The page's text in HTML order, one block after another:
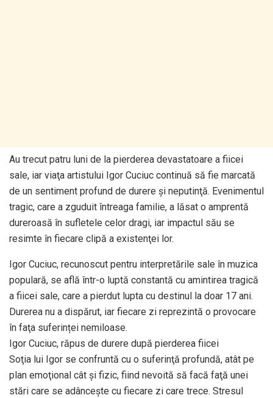
Au trecut patru luni de la pierderea devastatoare a fiicei
sale, iar viaţa artistului Igor Cuciuc continuă să fie marcată
de un sentiment profund de durere și neputinţă. Evenimentul
tragic, care a zguduit întreaga familie, a lăsat o amprentă
dureroasă în sufletele celor dragi, iar impactul său se
resimte în fiecare clipă a existenţei lor.
Igor Cuciuc, recunoscut pentru interpretările sale în muzica
populară, se află într-o luptă constantă cu amintirea tragică
a fiicei sale, care a pierdut lupta cu destinul la doar 17 ani.
Durerea nu a dispărut, iar fiecare zi reprezintă o provocare
în faţa suferinței nemiloase.
Igor Cuciuc, răpus de durere după pierderea fiicei
Soţia lui Igor se confruntă cu o suferinţă profundă, atât pe
plan emoţional cât şi fizic, fiind nevoită să facă faţă unei
stări care se adânceşte cu fiecare zi care trece. Stresul